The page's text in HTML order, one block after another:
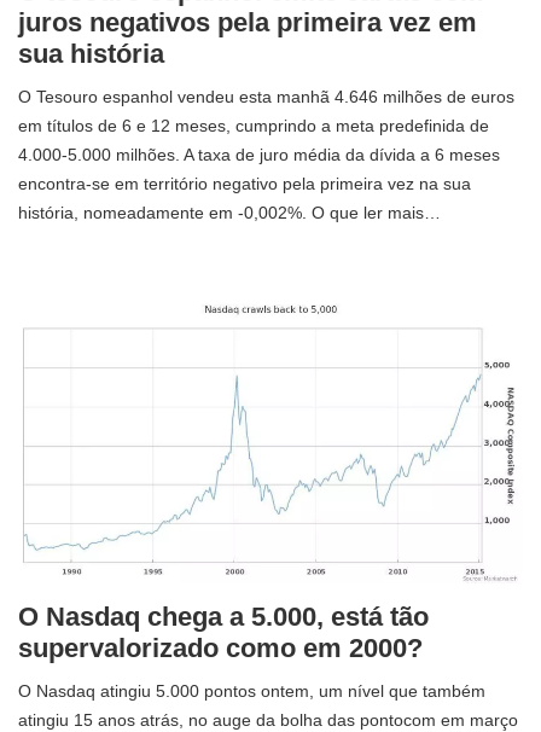
juros negativos pela primeira vez em
sua história
O Tesouro espanhol vendeu esta manhã 4.646 milhões de euros
em títulos de 6 e 12 meses, cumprindo a meta predefinida de
4.000-5.000 milhões. A taxa de juro média da dívida a 6 meses
encontra-se em território negativo pela primeira vez na sua
história, nomeadamente em -0,002%. O que ler mais…
O Nasdaq chega a 5.000, está tão
supervalorizado como em 2000?
O Nasdaq atingiu 5.000 pontos ontem, um nível que também
atingiu 15 anos atrás, no auge da bolha das pontocom em março